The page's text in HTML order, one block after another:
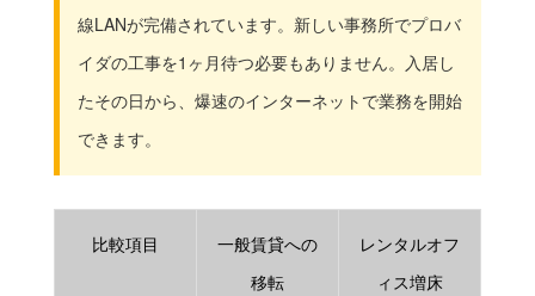
線LANが完備されています。新しい事務所でプロバ
イダの工事を1ヶ月待つ必要もありません。入居し
たその日から、爆速のインターネットで業務を開始
できます。
比較項目
一般賃貸への
移転
レンタルオフ
ィス増床